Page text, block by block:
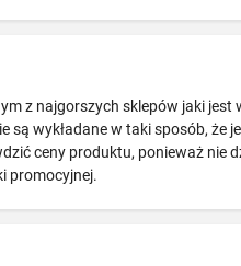
z najgorszych sklepów jaki
są wykładane w taki sposób, że
ceny produktu, ponieważ nie
promocyjnej.